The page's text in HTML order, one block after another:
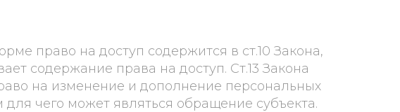
право на доступ содержится в ст.10 Закона,
содержание права на доступ. Ст.13 Закона
на изменение и дополнение персональных
чего может являться обращение субъекта.